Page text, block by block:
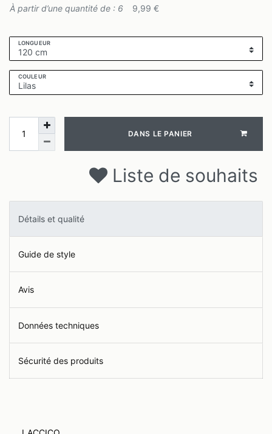
À partir d’une quantité de : 6
9,99 €
LONGUEUR
COULEUR
DANS LE PANIER
Liste de souhaits
Détails et qualité
Guide de style
Avis
Données techniques
Sécurité des produits